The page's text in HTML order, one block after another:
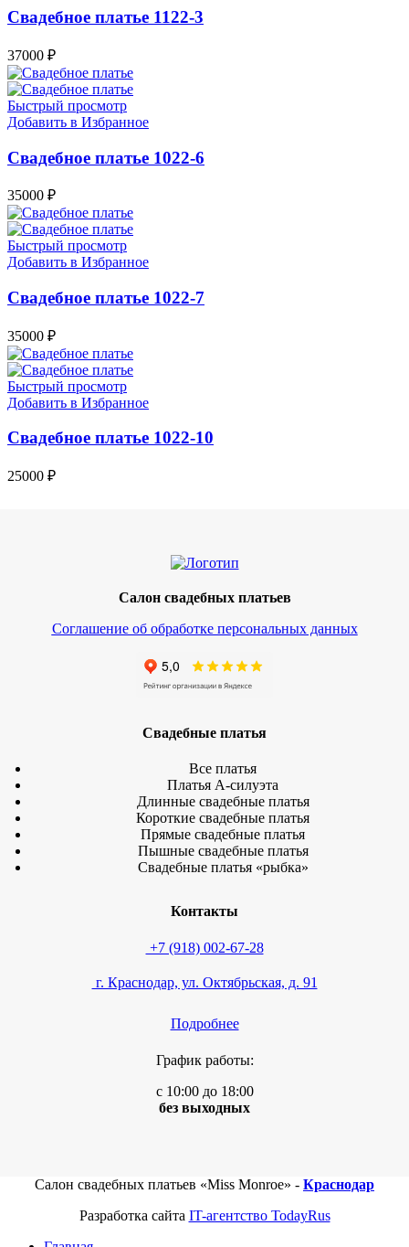
Свадебное платье 1122-3
37000 ₽
Быстрый просмотр
Добавить в Избранное
Свадебное платье 1022-6
35000 ₽
Быстрый просмотр
Добавить в Избранное
Свадебное платье 1022-7
35000 ₽
Быстрый просмотр
Добавить в Избранное
Свадебное платье 1022-10
25000 ₽
Салон свадебных платьев
Соглашение об обработке персональных данных
Свадебные платья
Все платья
Платья А-силуэта
Длинные свадебные платья
Короткие свадебные платья
Прямые свадебные платья
Пышные свадебные платья
Свадебные платья «рыбка»
Контакты
+7 (918) 002-67-28
г. Краснодар, ул. Октябрьская, д. 91
Подробнее
График работы:
с 10:00 до 18:00
без выходных
Салон свадебных платьев «Miss Monroe» - Краснодар
Разработка сайта IT-агентство TodayRus